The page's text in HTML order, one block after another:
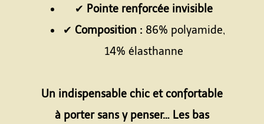
✔ Pointe renforcée invisible
✔ Composition : 86% polyamide,
14% élasthanne
Un indispensable chic et confortable
à porter sans y penser… Les bas